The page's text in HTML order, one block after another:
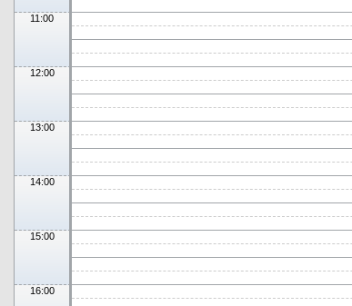
11:00
12:00
13:00
14:00
15:00
16:00